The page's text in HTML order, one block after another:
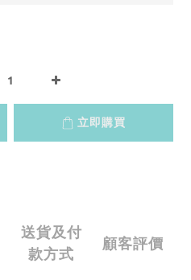
立即購買
送貨及付
款方式
顧客評價